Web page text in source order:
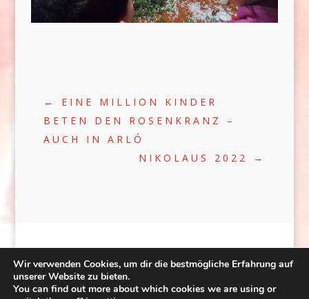
← EINE MILLION KINDER
BETEN DEN ROSENKRANZ –
AUCH IN ARLÓ
NIKOLAUS 2022
→
©2020 | WEB:CRÆTIVE.HU| TÁRHELY:
Wir verwenden Cookies, um dir die bestmögliche Erfahrung auf
unserer Website zu bieten.
You can find out more about which cookies we are using or